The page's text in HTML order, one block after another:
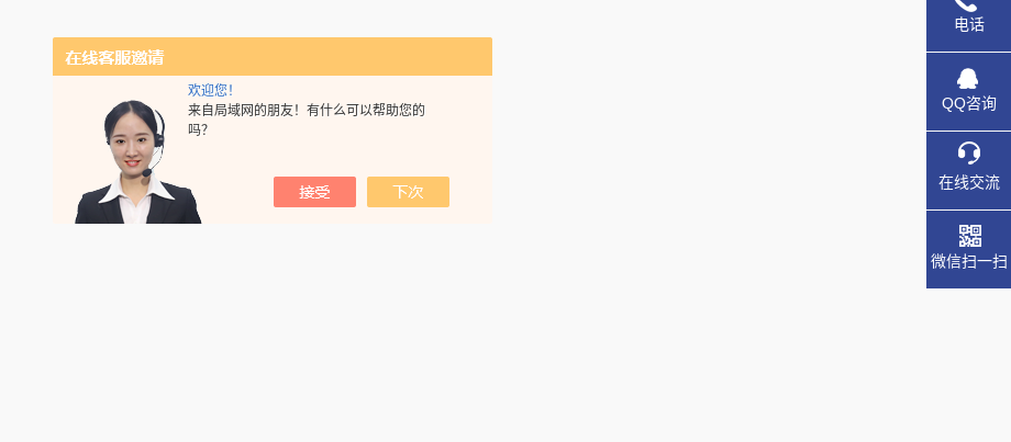
欢迎您！
来自局域网的朋友！有什么可以帮助您的
吗？
电话
QQ咨询
在线交流
微信扫一扫